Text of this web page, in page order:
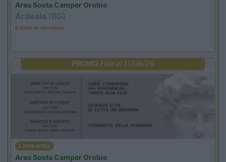
Area Sosta Camper Orobie
Ardesio (BG)
Estate in cineteca
PROMO Fino al 11/08/26
Lombardia
Area Sosta Camper Orobie